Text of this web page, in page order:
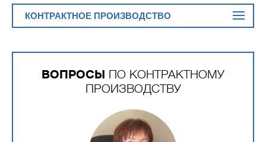
КОНТРАКТНОЕ ПРОИЗВОДСТВО
ВОПРОСЫ ПО КОНТРАКТНОМУ
ПРОИЗВОДСТВУ